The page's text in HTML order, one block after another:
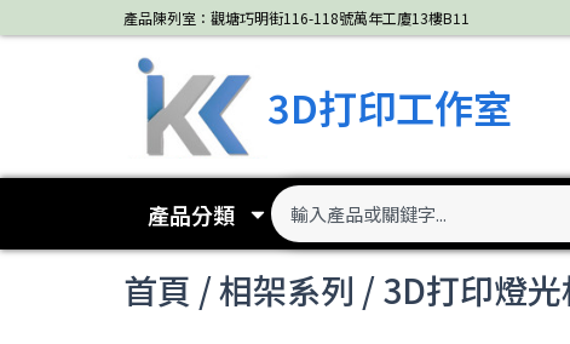
to
產品陳列室：觀塘巧明街116-118號萬年工廈13樓B11
3D打印工作室
產品分類
Search
首頁 /相架系列 / 3D打印燈